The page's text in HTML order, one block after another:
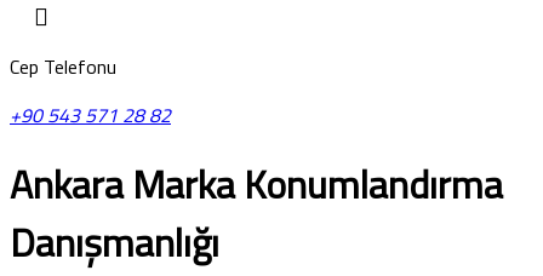
Cep Telefonu
+90 543 571 28 82
Ankara Marka Konumlandırma
Danışmanlığı